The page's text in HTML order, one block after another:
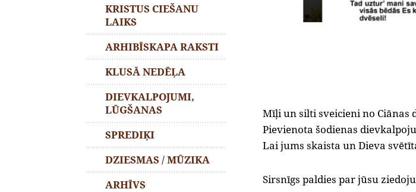
KRISTUS CIEŠANU
LAIKS
ARHIBĪSKAPA RAKSTI
KLUSĀ NEDĒĻA
DIEVKALPOJUMI,
LŪGŠANAS
SPREDIĶI
DZIESMAS / MŪZIKA
ARHĪVS
Mīļi un silti sveicieni no Ciānas
Pievienota šodienas
Lai jums skaista un Dieva
Sirsnīgs paldies par jūsu